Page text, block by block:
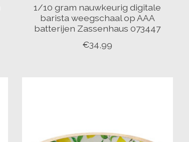
1/10 gram nauwkeurig digitale
barista weegschaal op AAA
batterijen Zassenhaus 073447
€34,99